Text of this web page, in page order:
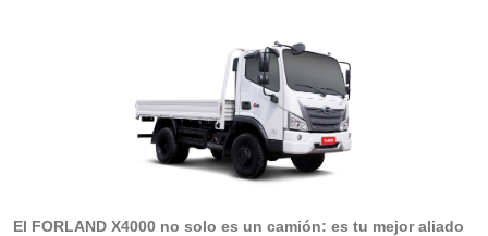
El FORLAND X4000 no solo es un camión: es tu mejor aliado